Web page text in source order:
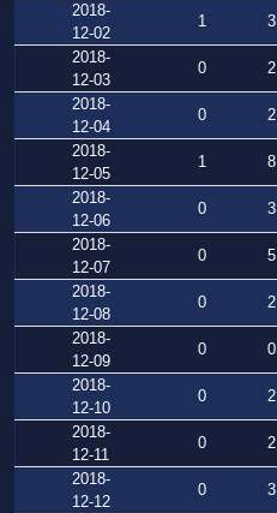
2018-
12-02
1 3
2018-
12-03
0 2
2018-
12-04
0 2
2018-
12-05
1 8
2018-
12-06
0 3
2018-
12-07
0 5
2018-
12-08
0 2
2018-
12-09
0 0
2018-
12-10
0 2
2018-
12-11
0 2
2018-
12-12
0 3